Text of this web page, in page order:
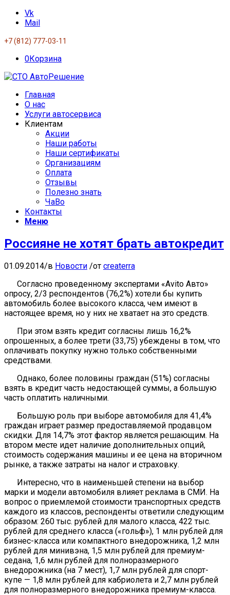
Vk
Mail
+7 (812) 777-03-11
0Корзина
Главная
О нас
Услуги автосервиса
Клиентам
Акции
Наши работы
Наши сертификаты
Организациям
Оплата
Отзывы
Полезно знать
ЧаВо
Контакты
Меню
Россияне не хотят брать автокредит
01.09.2014/в Новости /от createrra
Согласно проведенному экспертами «Avito Авто»
опросу, 2/3 респондентов (76,2%) хотели бы купить
автомобиль более высокого класса, чем имеют в
настоящее время, но у них не хватает на это средств.
При этом взять кредит согласны лишь 16,2%
опрошенных, а более трети (33,75) убеждены в том, что
оплачивать покупку нужно только собственными
средствами.
Однако, более половины граждан (51%) согласны
взять в кредит часть недостающей суммы, а большую
часть оплатить наличными.
Большую роль при выборе автомобиля для 41,4%
граждан играет размер предоставляемой продавцом
скидки. Для 14,7% этот фактор является решающим. На
втором месте идет наличие дополнительных опций,
стоимость содержания машины и ее цена на вторичном
рынке, а также затраты на налог и страховку.
Интересно, что в наименьшей степени на выбор
марки и модели автомобиля влияет реклама в СМИ. На
вопрос о приемлемой стоимости транспортных средств
каждого из классов, респонденты ответили следующим
образом: 260 тыс. рублей для малого класса, 422 тыс.
рублей для среднего класса («гольф»), 1 млн рублей для
бизнес-класса или компактного внедорожника, 1,2 млн
рублей для минивэна, 1,5 млн рублей для премиум-
седана, 1,6 млн рублей для полноразмерного
внедорожника (на 7 мест), 1,7 млн рублей для спорт-
купе — 1,8 млн рублей для кабриолета и 2,7 млн рублей
для полноразмерного внедорожника премиум-класса.